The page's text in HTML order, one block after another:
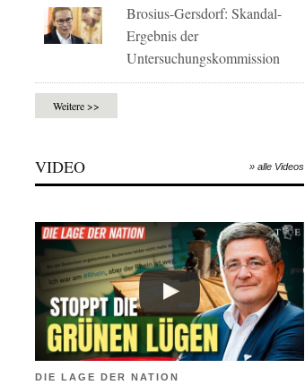
Brosius-Gersdorf: Skandal-
Ergebnis der
Untersuchungskommission
Weitere >>
VIDEO » alle Videos
DIE LAGE DER NATION